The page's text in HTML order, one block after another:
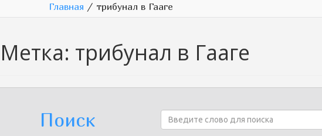
Главная / трибунал в Гааге
Метка: трибунал в Гааге
Поиск